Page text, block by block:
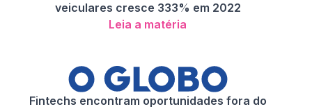
veiculares cresce 333% em 2022
Leia a matéria
Fintechs encontram oportunidades fora do